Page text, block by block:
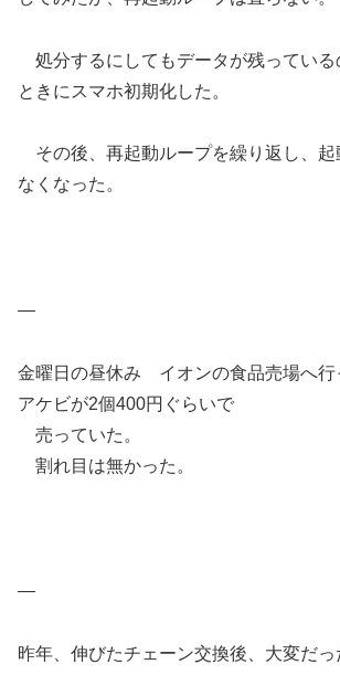
処分するにしてもデータが残っている
ときにスマホ初期化した。
その後、再起動ループを繰り返し、起
なくなった。
—
金曜日の昼休み イオンの食品売場へ
アケビが2個400円ぐらいで
売っていた。
割れ目は無かった。
—
昨年、伸びたチェーン交換後、大変だっ